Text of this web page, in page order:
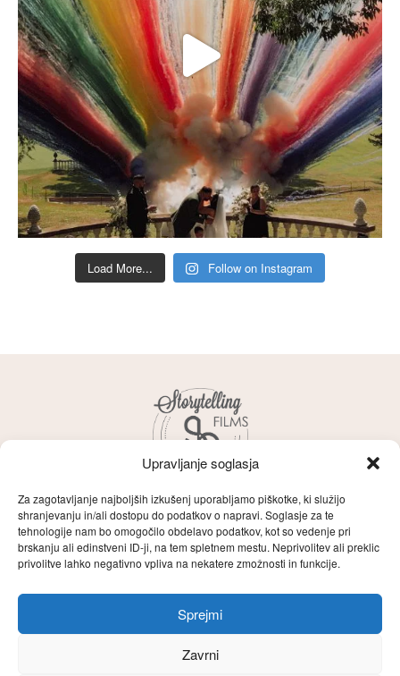
Upravljanje soglasja
Za zagotavljanje najboljših izkušenj uporabljamo piškotke, ki služijo
shranjevanju in/ali dostopu do podatkov o napravi. Soglasje za te
tehnologije nam bo omogočilo obdelavo podatkov, kot so vedenje pri
brskanju ali edinstveni ID-ji, na tem spletnem mestu. Neprivolitev ali preklic
privolitve lahko negativno vpliva na nekatere zmožnosti in funkcije.
Sprejmi
Zavrni
Load More... Follow on Instagram
Storytelling
Films O naju Zgodbe
English